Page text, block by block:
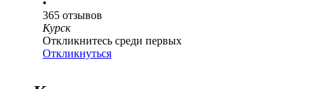
•
365 отзывов
Курск
Откликнитесь среди первых
Откликнуться